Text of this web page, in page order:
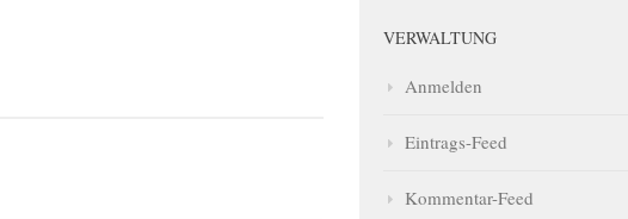
VERWALTUNG
Anmelden
Eintrags-Feed
Kommentar-Feed